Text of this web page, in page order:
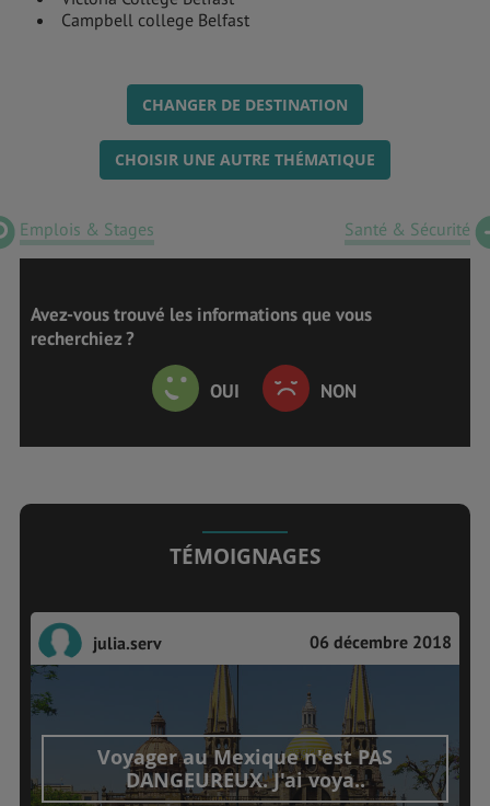
Campbell college Belfast
CHANGER DE DESTINATION
CHOISIR UNE AUTRE THÉMATIQUE
Emplois & Stages Santé & Sécurité
Avez-vous trouvé les informations que vous
recherchiez ?
OUI NON
TÉMOIGNAGES
julia.serv 06 décembre 2018
Voyager au Mexique n'est PAS
DANGEUREUX. J'ai voya..